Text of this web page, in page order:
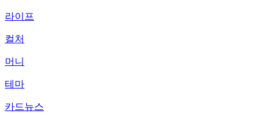
라이프
컬처
머니
테마
카드뉴스